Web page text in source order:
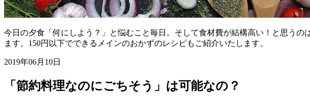
今日の夕食「何にしよう？」と悩むこと毎日。そして食材費が結構高い！と思う
ます。150円以下でできるメインのおかずのレシピもご紹介いたします。
2019年06月10日
「節約料理なのにごちそう」は可能なの？